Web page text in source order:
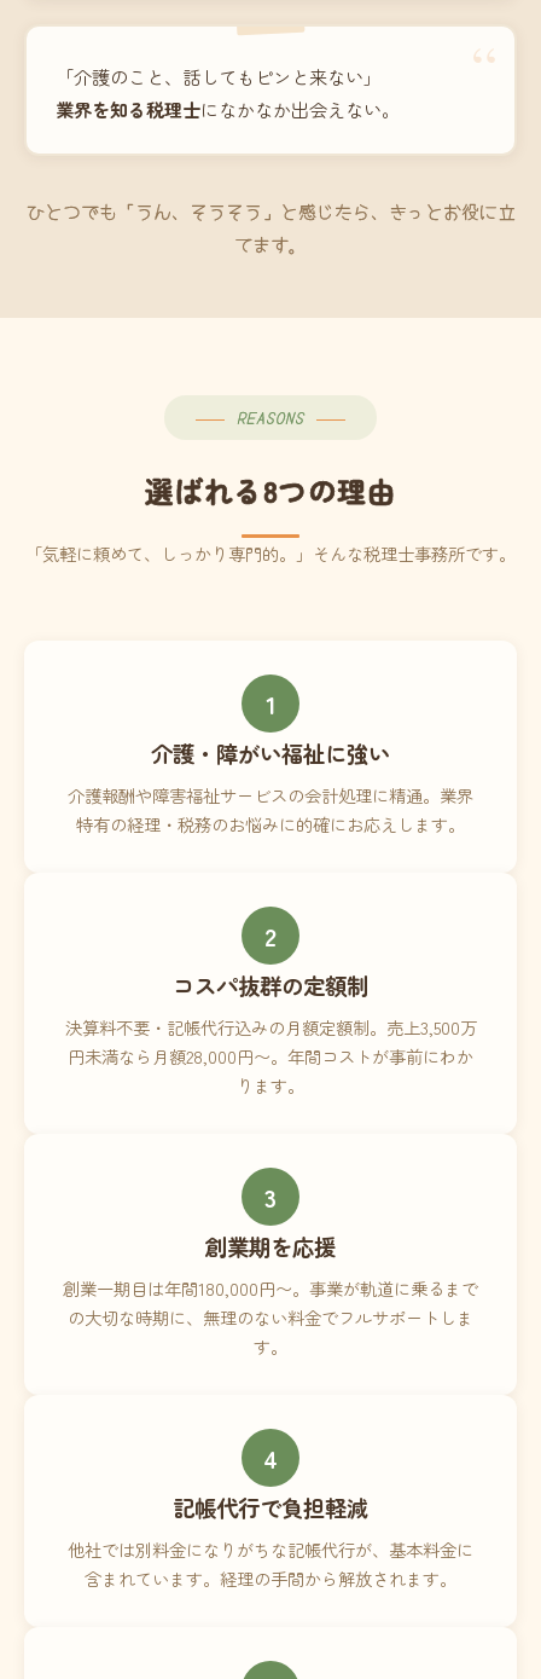
“
「介護のこと、話してもピンと来ない」
業界を知る税理士になかなか出会えない。
ひとつでも「うん、そうそう」と感じたら、きっとお役に立
てます。
REASONS
選ばれる8つの理由
「気軽に頼めて、しっかり専門的。」そんな税理士事務所です。
1
介護・障がい福祉に強い
介護報酬や障害福祉サービスの会計処理に精通。業界
特有の経理・税務のお悩みに的確にお応えします。
2
コスパ抜群の定額制
決算料不要・記帳代行込みの月額定額制。売上3,500万
円未満なら月額28,000円〜。年間コストが事前にわか
ります。
3
創業期を応援
創業一期目は年間180,000円〜。事業が軌道に乗るまで
の大切な時期に、無理のない料金でフルサポートしま
す。
4
記帳代行で負担軽減
他社では別料金になりがちな記帳代行が、基本料金に
含まれています。経理の手間から解放されます。